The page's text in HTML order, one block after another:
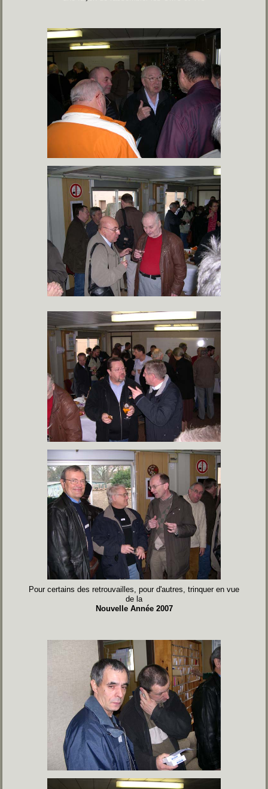
Pour certains des retrouvailles, pour d'autres, trinquer en vue
de la
Nouvelle Année 2007